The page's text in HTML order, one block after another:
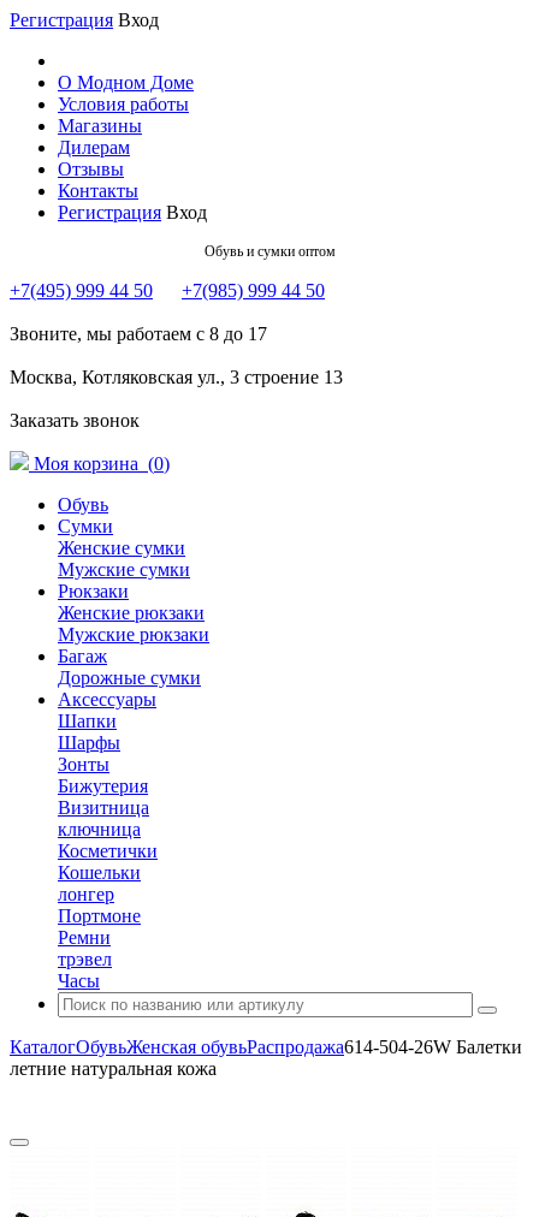
Регистрация Вход
О Модном Доме
Условия работы
Магазины
Дилерам
Отзывы
Контакты
Регистрация Вход
Обувь и сумки оптом
+7(495) 999 44 50 +7(985) 999 44 50
Звоните, мы работаем с 8 до 17
Москва, Котляковская ул., 3 строение 13
Заказать звонок
Моя корзина (0)
Обувь
Сумки
Женские сумки
Мужские сумки
Рюкзаки
Женские рюкзаки
Мужские рюкзаки
Багаж
Дорожные сумки
Аксессуары
Шапки
Шарфы
Зонты
Бижутерия
Визитница
ключница
Косметички
Кошельки
лонгер
Портмоне
Ремни
трэвел
Часы
КаталогОбувьЖенская обувьРаспродажа614-504-26W Балетки
летние натуральная кожа